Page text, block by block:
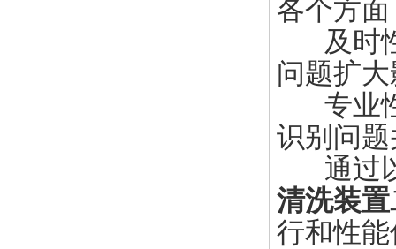
各个方
及时性
问题扩
专业性
识别问
通过以
清洗装置
行和性